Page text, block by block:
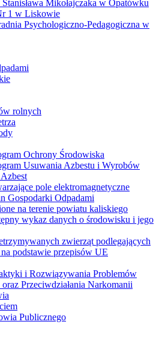
Stanisława Mikołajczaka w Opatówku
1 w Liskowie
Psychologiczno-Pedagogiczna w
rolnych
Ochrony Środowiska
Usuwania Azbestu i Wyrobów
pole elektromagnetyczne
Gospodarki Odpadami
na terenie powiatu kaliskiego
wykaz danych o środowisku i jego
zwierząt podlegających
podstawie przepisów UE
i Rozwiązywania Problemów
Przeciwdziałania Narkomanii
Publicznego